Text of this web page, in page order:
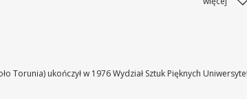
Torunia) ukończył w 1976 Wydział Sztuk Pięknych